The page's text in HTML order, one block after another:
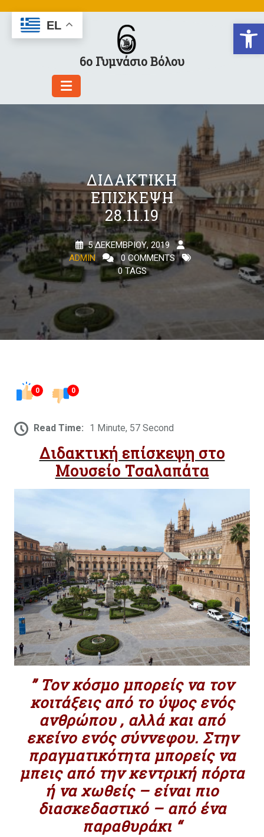
content
6ο Γυμνάσιο Βόλου
ΔΙΔΑΚΤΙΚΉ
ΕΠΊΣΚΕΨΗ
28.11.19
5 ΔΕΚΕΜΒΡΊΟΥ, 2019
ADMIN
0 COMMENTS
0 TAGS
0 0
Read Time: 1 Minute, 57 Second
Διδακτική επίσκεψη στο
Μουσείο Τσαλαπάτα
” Τον κόσμο μπορείς να τον
κοιτάξεις από το ύψος ενός
ανθρώπου , αλλά και από
εκείνο ενός σύννεφου. Στην
πραγματικότητα μπορείς να
μπεις από την κεντρική πόρτα
ή να χωθείς – είναι πιο
διασκεδαστικό – από ένα
παραθυράκι “
EL